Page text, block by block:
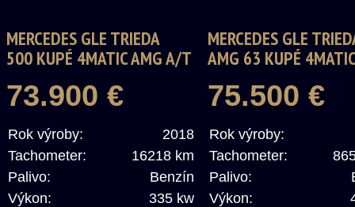
MERCEDES GLE TRIEDA
500 KUPÉ 4MATIC AMG A/T
73.900 €
Rok výroby:
2018
Tachometer:
16218 km
Palivo:
Benzín
Výkon:
335 kw
MERCEDES GLE
AMG 63 KUPÉ
75.500 €
Rok výroby:
Tachometer:
Palivo:
Výkon: